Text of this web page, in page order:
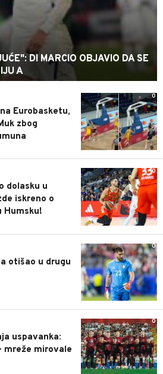
DI MARCIO OBJAVIO DA SE
A
0
Eurobasketu,
zbog
0
dolasku u
iskreno o
Humsku!
0
otišao u drugu
0
uspavanka:
mreže mirovale